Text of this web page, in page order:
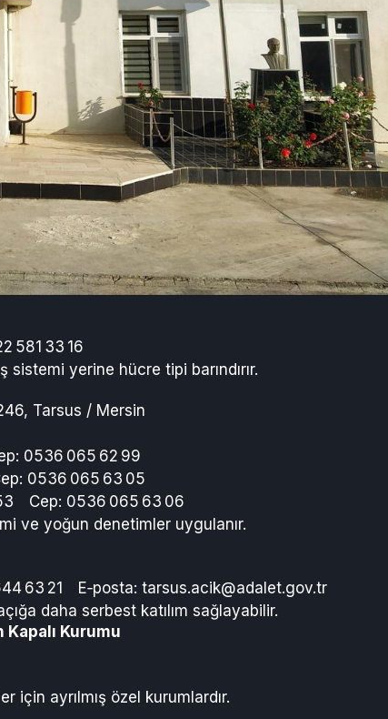
581 33 16
yerine hücre tipi barındırır.
Tarsus / Mersin
0536 065 62 99
0536 065 63 05
Cep: 0536 065 63 06
ve yoğun denetimler uygulanır.
63 21 E‑posta: tarsus.acik@adalet.gov.tr
daha serbest katılım sağlayabilir.
Kapalı Kurumu
için ayrılmış özel kurumlardır.